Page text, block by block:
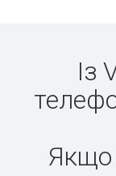
Із
Якщо